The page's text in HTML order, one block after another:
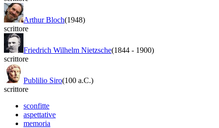
Arthur Bloch(1948)
scrittore
Friedrich Wilhelm Nietzsche(1844 - 1900)
scrittore
Publilio Siro(100 a.C.)
scrittore
sconfitte
aspettative
memoria